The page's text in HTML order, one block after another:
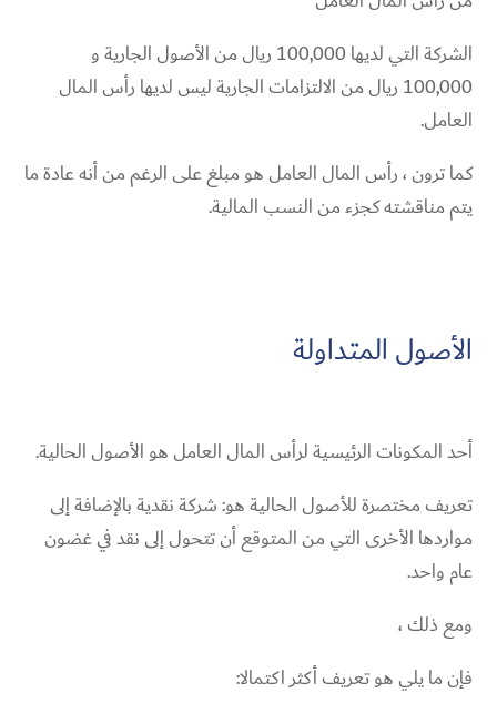
الشركة التي لديها 100,000 ريال من الأصول الجارية و
100,000 ريال من الالتزامات الجارية ليس لديها رأس المال
العامل.
كما ترون ، رأس المال العامل هو مبلغ على الرغم من أنه عادة ما
يتم مناقشته كجزء من النسب المالية.
الأصول المتداولة
أحد المكونات الرئيسية لرأس المال العامل هو الأصول الحالية.
تعريف مختصرة للأصول الحالية هو: شركة نقدية بالإضافة إلى
مواردها الأخرى التي من المتوقع أن تتحول إلى نقد في غضون
عام واحد.
ومع ذلك ،
فإن ما يلي هو تعريف أكثر اكتمالا: